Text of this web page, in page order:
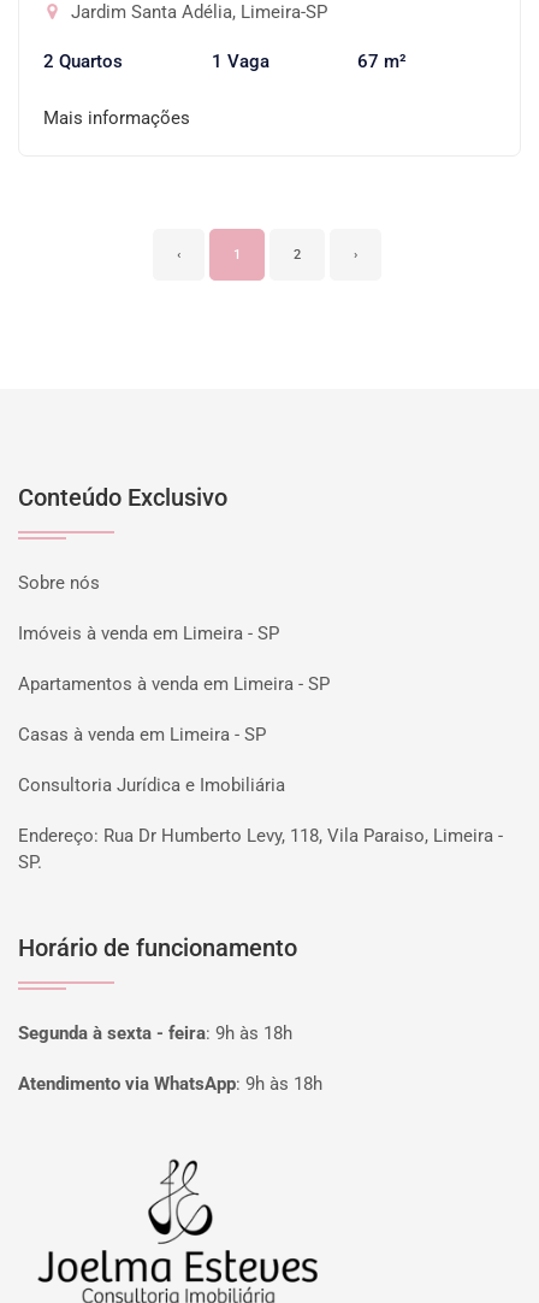
Jardim Santa Adélia, Limeira-SP
2 Quartos 1 Vaga 67 m²
Mais informações
‹ 1 2 ›
Conteúdo Exclusivo
Sobre nós
Imóveis à venda em Limeira - SP
Apartamentos à venda em Limeira - SP
Casas à venda em Limeira - SP
Consultoria Jurídica e Imobiliária
Endereço: Rua Dr Humberto Levy, 118, Vila Paraiso, Limeira -
SP.
Horário de funcionamento
Segunda à sexta - feira: 9h às 18h
Atendimento via WhatsApp: 9h às 18h